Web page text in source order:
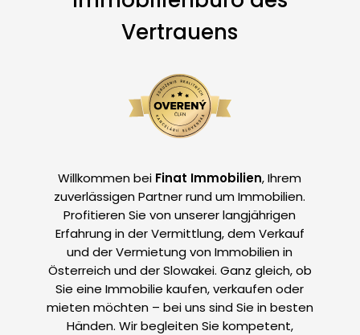
Vertrauens
Willkommen bei Finat Immobilien, Ihrem
zuverlässigen Partner rund um Immobilien.
Profitieren Sie von unserer langjährigen
Erfahrung in der Vermittlung, dem Verkauf
und der Vermietung von Immobilien in
Österreich und der Slowakei. Ganz gleich, ob
Sie eine Immobilie kaufen, verkaufen oder
mieten möchten – bei uns sind Sie in besten
Händen. Wir begleiten Sie kompetent,